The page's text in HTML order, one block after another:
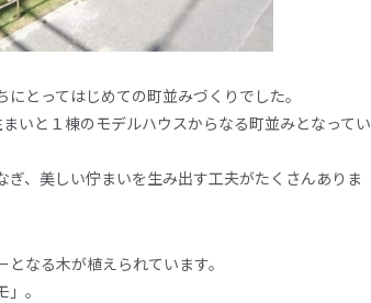
とってはじめての町並みづくりでした。
いと１棟のモデルハウスからなる町並みとなってい
、美しい佇まいを生み出す工夫がたくさんありま
なる木が植えられています。
。